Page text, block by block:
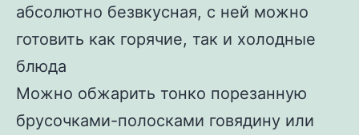
абсолютно безвкусная, с ней можно
готовить как горячие, так и холодные
блюда
Можно обжарить тонко порезанную
брусочками-полосками говядину или